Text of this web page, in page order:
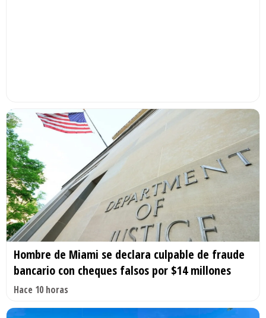
Hombre de Miami se declara culpable de fraude
bancario con cheques falsos por $14 millones
Hace 10 horas